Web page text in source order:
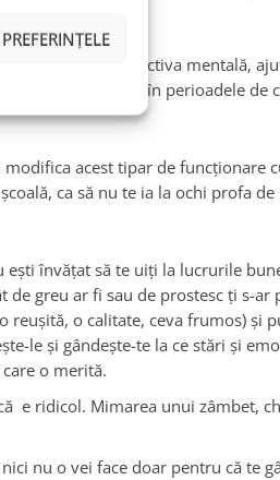
decât e cazul.
Ne lărgesc perspectiva mentală,
să ne susţină în perioadele de
acest tipar de funcţionare
ca să nu te ia la ochi profa de
eşti învăţat să te uiţi la lucrurile
de greu ar fi sau de prostesc ţi s-ar
reuşită, o calitate, ceva frumos) şi
le şi gândeşte-te la ce stări şi
o merită.
e ridicol. Mimarea unui zâmbet,
nu o vei face doar pentru că te